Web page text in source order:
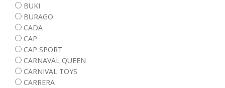
BUKI
BURAGO
CADA
CAP
CAP SPORT
CARNAVAL QUEEN
CARNIVAL TOYS
CARRERA